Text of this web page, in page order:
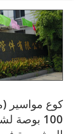
كوع مواسير